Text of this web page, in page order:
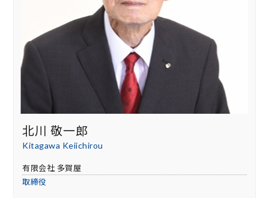
北川 敬一郎
Kitagawa Keiichirou
有限会社 多賀屋
取締役